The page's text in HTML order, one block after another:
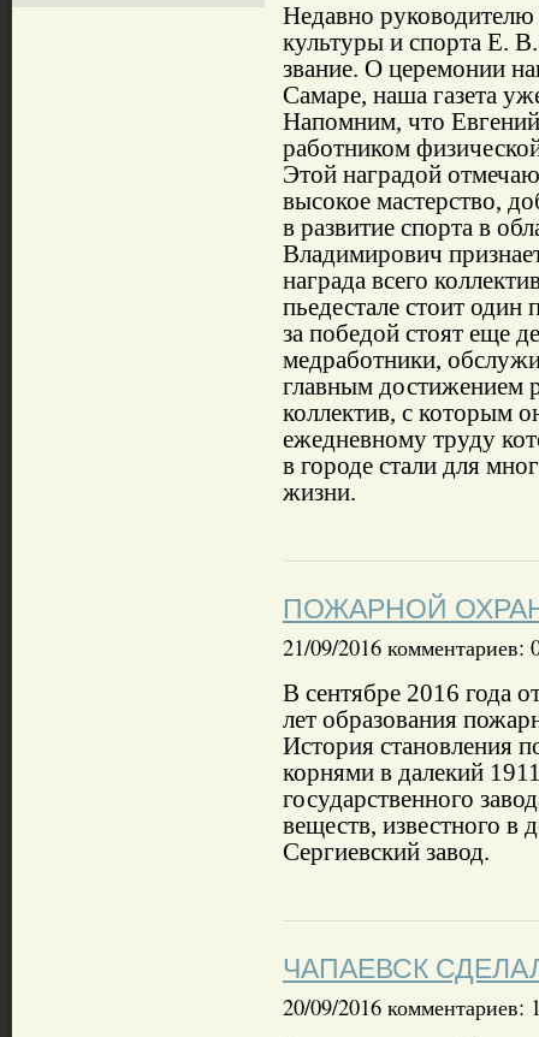
Недавно руководителю
культуры и спорта Е.
звание. О церемонии
Самаре, наша газета
Напомним, что
работником
Этой наградой
высокое мастерство,
в развитие спорта в
Владимирович
награда всего
пьедестале стоит один
за победой стоят еще
медработники,
главным достижением
коллектив, с которым
ежедневному труду
в городе стали для
жизни.
ПОЖАРНОЙ
21/09/2016 комментариев:
В сентябре 2016 года
лет образования
История становления
корнями в далекий
государственного
веществ, известного в
Сергиевский завод.
ЧАПАЕВСК
20/09/2016 комментариев: